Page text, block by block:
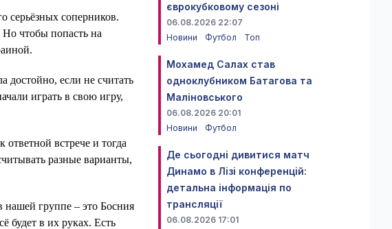
серьёзных соперников.
чтобы попасть на
достойно, если не считать
играть в свою игру,
встрече и тогда
разные варианты,
группе – это Босния
будет в их руках. Есть
єврокубковому сезоні
06.08.2026 22:07
Новини
Футбол Топ
Мохамед Салах став
одноклубником Батагова та
Маліновського
06.08.2026 20:01
Новини
Футбол
Де сьогодні дивитися матч
Динамо в Лізі конференцій:
детальна інформація по
трансляції
06.08.2026 17:01